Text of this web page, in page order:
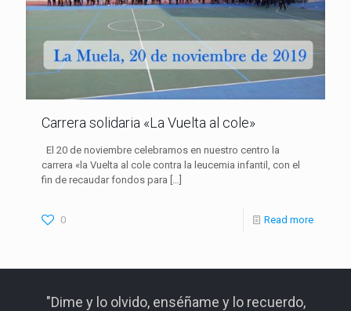
Carrera solidaria «La Vuelta al cole»
El 20 de noviembre celebramos en nuestro centro la
carrera «la Vuelta al cole contra la leucemia infantil, con el
fin de recaudar fondos para […]
0 Read more
"Dime y lo olvido, enséñame y lo recuerdo,